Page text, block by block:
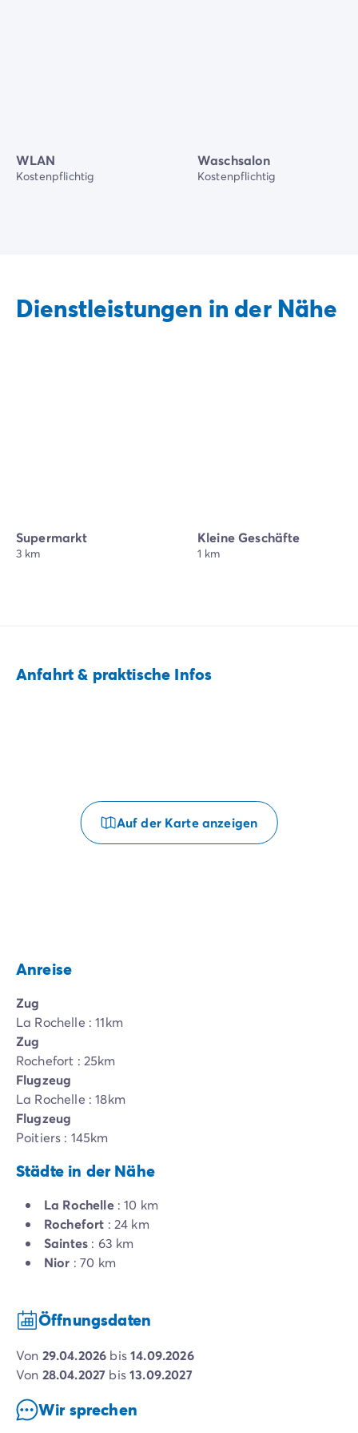
WLAN
Kostenpflichtig
Waschsalon
Kostenpflichtig
Dienstleistungen in der Nähe
Supermarkt
3 km
Kleine Geschäfte
1 km
Anfahrt & praktische Infos
Auf der Karte anzeigen
Anreise
Zug
La Rochelle : 11km
Zug
Rochefort : 25km
Flugzeug
La Rochelle : 18km
Flugzeug
Poitiers : 145km
Städte in der Nähe
La Rochelle: 10 km
Rochefort : 24 km
Saintes : 63 km
Nior : 70 km
Öffnungsdaten
von 29.04.2026 bis14.09.2026
von 28.04.2027 bis13.09.2027
Wir sprechen